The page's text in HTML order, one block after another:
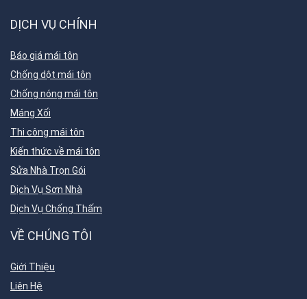
DỊCH VỤ CHÍNH
Báo giá mái tôn
Chống dột mái tôn
Chống nóng mái tôn
Máng Xối
Thi công mái tôn
Kiến thức về mái tôn
Sửa Nhà Trọn Gói
Dịch Vụ Sơn Nhà
Dịch Vụ Chống Thấm
VỀ CHÚNG TÔI
Giới Thiệu
Liên Hệ